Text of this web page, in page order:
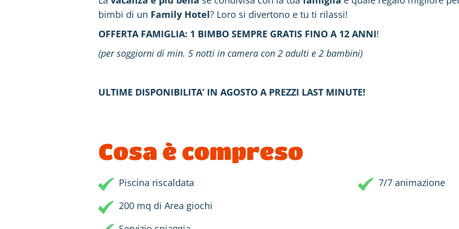
bimbi di un Family Hotel? Loro si divertono e tu ti rilassi!
OFFERTA FAMIGLIA: 1 BIMBO SEMPRE GRATIS FINO A 12 ANNI!
(per soggiorni di min. 5 notti in camera con 2 adulti e 2 bambini)
ULTIME DISPONIBILITA’ IN AGOSTO A PREZZI LAST MINUTE!
Cosa è compreso
Piscina riscaldata
200 mq di Area giochi
7/7 animazione